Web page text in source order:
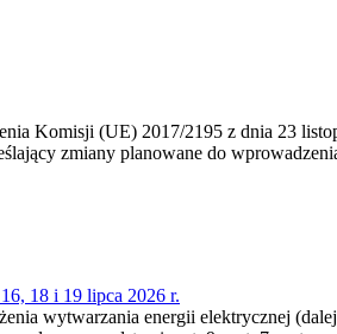
Komisji (UE) 2017/2195 z dnia 23‍
zmiany planowane do
18 i 19 lipca 2026 r.
wytwarzania energii elektrycznej